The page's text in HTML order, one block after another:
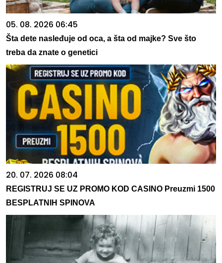
05. 08. 2026 06:45
Šta dete nasleđuje od oca, a šta od majke? Sve što
treba da znate o genetici
20. 07. 2026 08:04
REGISTRUJ SE UZ PROMO KOD CASINO Preuzmi 1500
BESPLATNIH SPINOVA